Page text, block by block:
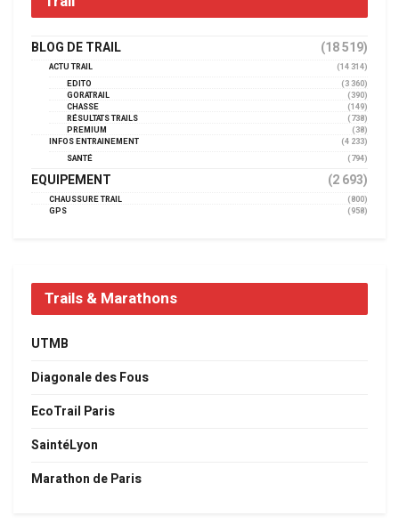
BLOG DE TRAIL (18 519)
ACTU TRAIL
(14 314)
EDITO
(3 360)
GORATRAIL
(390)
CHASSE
(149)
RÉSULTATS TRAILS
(738)
PREMIUM
(38)
INFOS ENTRAINEMENT
(4 233)
SANTÉ
(794)
EQUIPEMENT (2 693)
CHAUSSURE TRAIL
(800)
GPS
(958)
Trails & Marathons
UTMB
Diagonale des Fous
EcoTrail Paris
SaintéLyon
Marathon de Paris